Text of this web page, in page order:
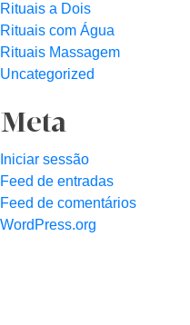
Rituais a Dois
Rituais com Água
Rituais Massagem
Uncategorized
Meta
Iniciar sessão
Feed de entradas
Feed de comentários
WordPress.org